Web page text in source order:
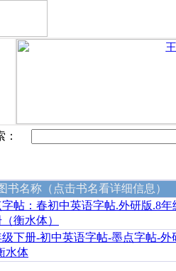
：
书名称（点击书名看详细信息）
帖：春初中英语字帖.外研版.8年
衡水体）
下册-初中英语字帖-墨点字帖-外
水体